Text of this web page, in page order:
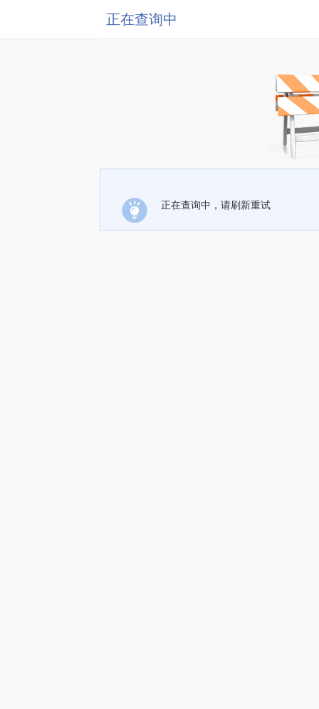
正在查询中
正在查询中，请刷新重试